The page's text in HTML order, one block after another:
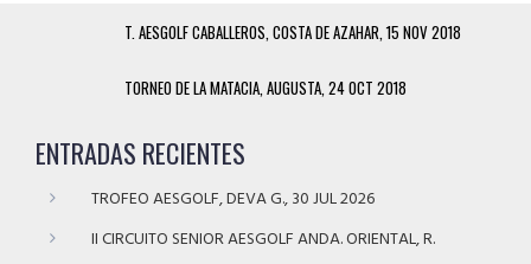
T. AESGOLF CABALLEROS, COSTA DE AZAHAR, 15 NOV 2018
TORNEO DE LA MATACIA, AUGUSTA, 24 OCT 2018
ENTRADAS RECIENTES
TROFEO AESGOLF, DEVA G., 30 JUL 2026
II CIRCUITO SENIOR AESGOLF ANDA. ORIENTAL, R.